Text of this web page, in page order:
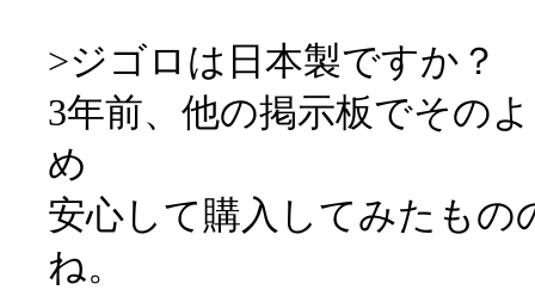
>ジゴロは日本製ですか？
3年前、他の掲示板でその
め
安心して購入してみたもの
ね。